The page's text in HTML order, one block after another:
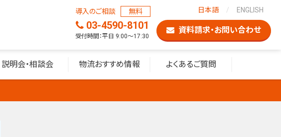
説明会・相談会 物流おすすめ情報 よくあるご質問
日本語 ENGLISH
導入のご相談 無料
03-4590-8101
受付時間：平日 9:00〜17:30
資料請求・お問い合わせ